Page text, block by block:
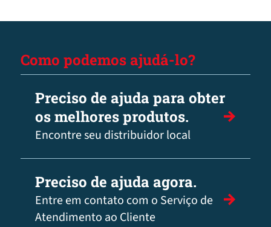
Como podemos ajudá-lo?
Preciso de ajuda para obter
os melhores produtos.
Encontre seu distribuidor local
Preciso de ajuda agora.
Entre em contato com o Serviço de
Atendimento ao Cliente